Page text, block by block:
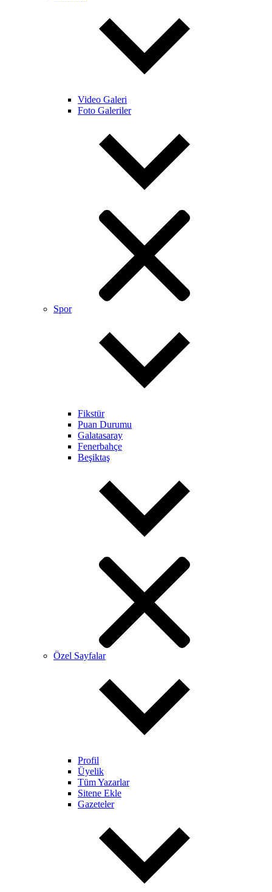
Video Galeri
Foto Galeriler
Spor
Fikstür
Puan Durumu
Galatasaray
Fenerbahçe
Beşiktaş
Özel Sayfalar
Profil
Üyelik
Tüm Yazarlar
Sitene Ekle
Gazeteler